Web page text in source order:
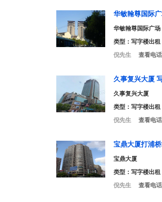
华敏翰尊国际
华敏翰尊国际广场
类型： 写字楼出租
倪先生
查看电话
久事复兴大厦
久事复兴大厦
类型： 写字楼出租
倪先生
查看电话
宝鼎大厦打浦
宝鼎大厦
类型： 写字楼出租
倪先生
查看电话